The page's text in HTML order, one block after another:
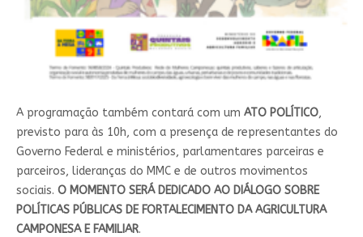
A programação também contará com um ATO POLÍTICO,
previsto para às 10h, com a presença de representantes do
Governo Federal e ministérios, parlamentares parceiras e
parceiros, lideranças do MMC e de outros movimentos
sociais. O MOMENTO SERÁ DEDICADO AO DIÁLOGO SOBRE
POLÍTICAS PÚBLICAS DE FORTALECIMENTO DA AGRICULTURA
CAMPONESA E FAMILIAR.